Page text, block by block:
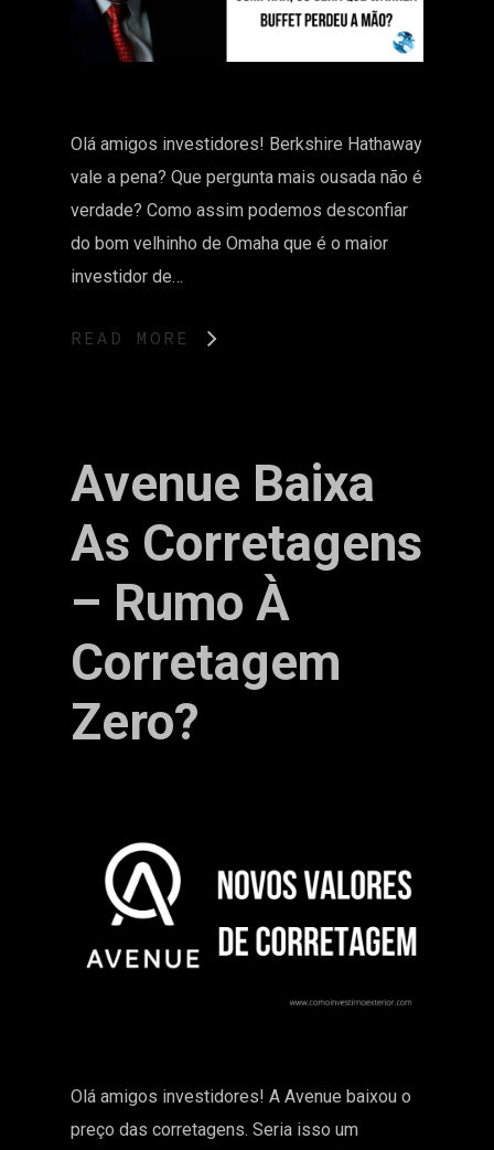
Olá amigos investidores! Berkshire Hathaway
vale a pena? Que pergunta mais ousada não é
verdade? Como assim podemos desconfiar
do bom velhinho de Omaha que é o maior
investidor de…
READ MORE
Avenue Baixa
As Corretagens
– Rumo À
Corretagem
Zero?
Olá amigos investidores! A Avenue baixou o
preço das corretagens. Seria isso um